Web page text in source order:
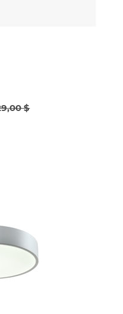
$